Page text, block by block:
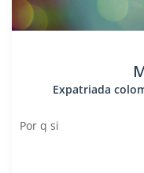
Expatriada
Por q si